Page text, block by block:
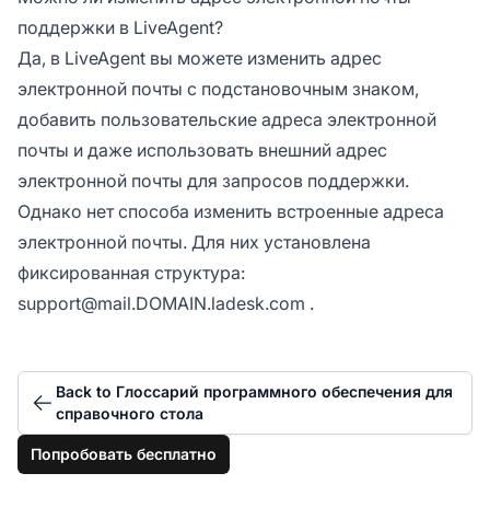
поддержки в LiveAgent?
Да, в LiveAgent вы можете изменить адрес
электронной почты с подстановочным знаком,
добавить пользовательские адреса электронной
почты и даже использовать внешний адрес
электронной почты для запросов поддержки.
Однако нет способа изменить встроенные адреса
электронной почты. Для них установлена
фиксированная структура:
support@mail.DOMAIN.ladesk.com .
Back to Глоссарий программного обеспечения для
справочного стола
Попробовать бесплатно